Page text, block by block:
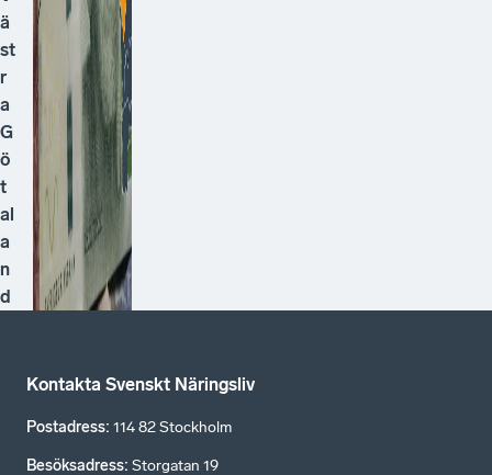
ä
st
r
a
G
ö
t
al
a
n
d
Kontakta Svenskt Näringsliv
Postadress: 114 82 Stockholm
Besöksadress: Storgatan 19